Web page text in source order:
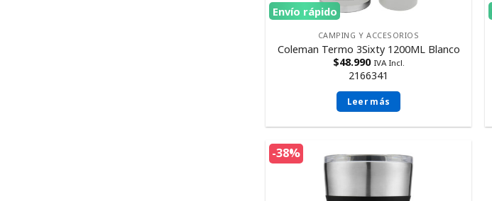
Envío rápido
CAMPING Y ACCESORIOS
Coleman Termo 3Sixty 1200ML Blanco
$48.990 IVA Incl.
2166341
Leer más
-38%